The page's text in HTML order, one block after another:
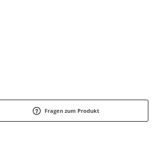
Fragen zum Produkt